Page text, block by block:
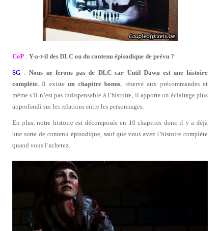
CoP : Y-a-t-il des DLC ou du contenu épisodique de prévu ?
SG : Nous ne ferons pas de DLC car Until Dawn est une histoire
complète. Il existeun chapitre bonus, réservé aux précommandes et
même s’il n’est pas indispensable à l’histoire, il apporte un éclairage plus
approfondi sur les relations entre les personnages.
En plus, notre histoire est décomposée en 10 chapitres donc il y a déjà
une sorte de contenu épisodique, sauf que vous avez l’histoire complète
quand vous l’achetez.